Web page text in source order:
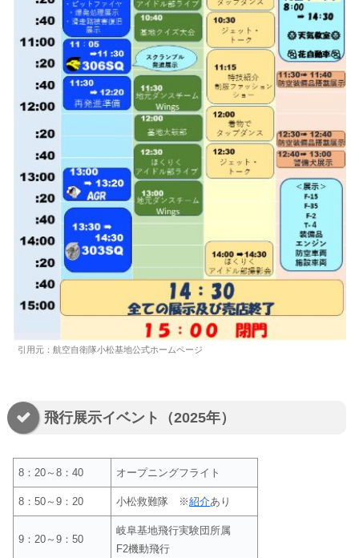
引用元：航空自衛隊小松基地公式ホームページ
飛行展示イベント（2025年）
8：20～8：40 オープニングフライト
8：50～9：20 小松救難隊 ※紹介あり
9：20～9：50
岐阜基地飛行実験団所属
F2機動飛行